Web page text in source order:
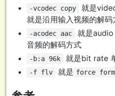
-vcodec copy
就是
就是沿用输入视频的解码
-acodec aac
就是
音频的解码方式
-b:a 96k 就是bit rate
-f flv 就是 force